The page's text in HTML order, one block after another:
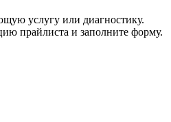
услугу или диагностику.
прайлиста и заполните форму.